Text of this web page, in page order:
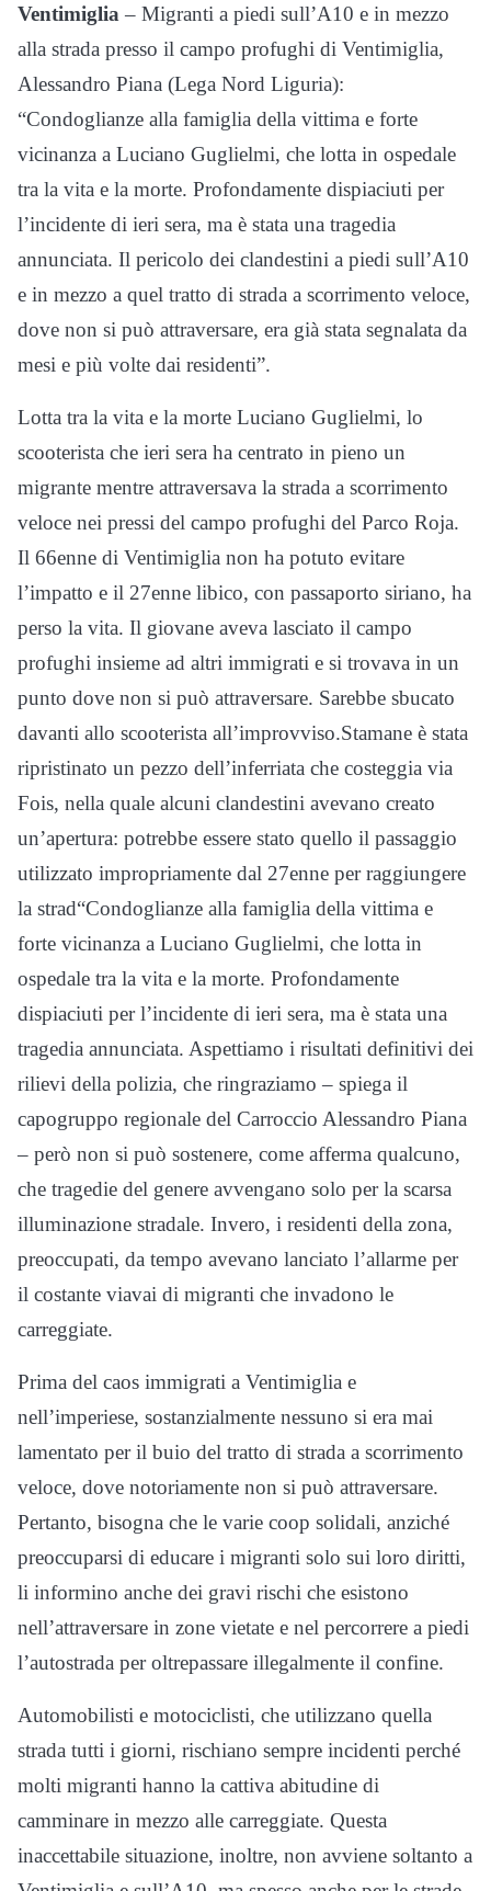
Ventimiglia – Migranti a piedi sull’A10 e in mezzo
alla strada presso il campo profughi di Ventimiglia,
Alessandro Piana (Lega Nord Liguria):
“Condoglianze alla famiglia della vittima e forte
vicinanza a Luciano Guglielmi, che lotta in ospedale
tra la vita e la morte. Profondamente dispiaciuti per
l’incidente di ieri sera, ma è stata una tragedia
annunciata. Il pericolo dei clandestini a piedi sull’A10
e in mezzo a quel tratto di strada a scorrimento veloce,
dove non si può attraversare, era già stata segnalata da
mesi e più volte dai residenti”.
Lotta tra la vita e la morte Luciano Guglielmi, lo
scooterista che ieri sera ha centrato in pieno un
migrante mentre attraversava la strada a scorrimento
veloce nei pressi del campo profughi del Parco Roja.
Il 66enne di Ventimiglia non ha potuto evitare
l’impatto e il 27enne libico, con passaporto siriano, ha
perso la vita. Il giovane aveva lasciato il campo
profughi insieme ad altri immigrati e si trovava in un
punto dove non si può attraversare. Sarebbe sbucato
davanti allo scooterista all’improvviso.Stamane è stata
ripristinato un pezzo dell’inferriata che costeggia via
Fois, nella quale alcuni clandestini avevano creato
un’apertura: potrebbe essere stato quello il passaggio
utilizzato impropriamente dal 27enne per raggiungere
la strad“Condoglianze alla famiglia della vittima e
forte vicinanza a Luciano Guglielmi, che lotta in
ospedale tra la vita e la morte. Profondamente
dispiaciuti per l’incidente di ieri sera, ma è stata una
tragedia annunciata. Aspettiamo i risultati definitivi dei
rilievi della polizia, che ringraziamo – spiega il
capogruppo regionale del Carroccio Alessandro Piana
– però non si può sostenere, come afferma qualcuno,
che tragedie del genere avvengano solo per la scarsa
illuminazione stradale. Invero, i residenti della zona,
preoccupati, da tempo avevano lanciato l’allarme per
il costante viavai di migranti che invadono le
carreggiate.
Prima del caos immigrati a Ventimiglia e
nell’imperiese, sostanzialmente nessuno si era mai
lamentato per il buio del tratto di strada a scorrimento
veloce, dove notoriamente non si può attraversare.
Pertanto, bisogna che le varie coop solidali, anziché
preoccuparsi di educare i migranti solo sui loro diritti,
li informino anche dei gravi rischi che esistono
nell’attraversare in zone vietate e nel percorrere a piedi
l’autostrada per oltrepassare illegalmente il confine.
Automobilisti e motociclisti, che utilizzano quella
strada tutti i giorni, rischiano sempre incidenti perché
molti migranti hanno la cattiva abitudine di
camminare in mezzo alle carreggiate. Questa
inaccettabile situazione, inoltre, non avviene soltanto a